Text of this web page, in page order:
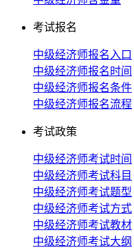
考试报名
中级经济师报名入口
中级经济师报名时间
中级经济师报名条件
中级经济师报名流程
考试政策
中级经济师考试时间
中级经济师考试科目
中级经济师考试题型
中级经济师考试方式
中级经济师考试教材
中级经济师考试大纲